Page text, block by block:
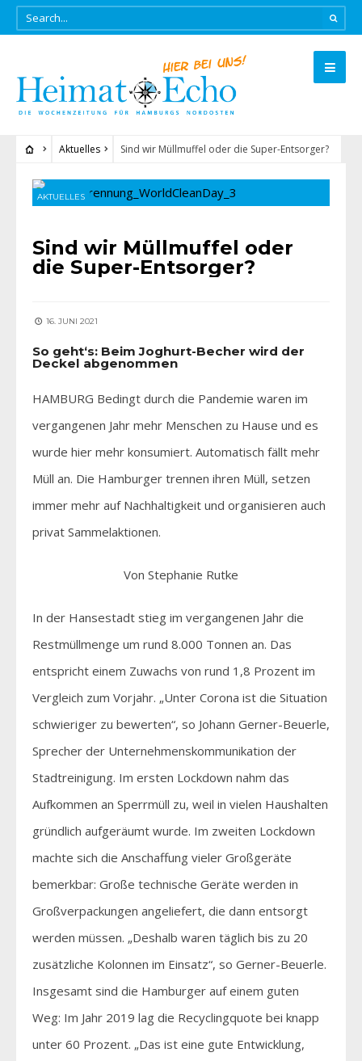
Aktuelles Sind wir Müllmuffel oder die Super-Entsorger?
AKTUELLES
Sind wir Müllmuffel oder
die Super-Entsorger?
16. JUNI 2021
So geht‘s: Beim Joghurt-Becher wird der
Deckel abgenommen
HAMBURG Bedingt durch die Pandemie waren im
vergangenen Jahr mehr Menschen zu Hause und es
wurde hier mehr konsumiert. Automatisch fällt mehr
Müll an. Die Hamburger trennen ihren Müll, setzen
immer mehr auf Nachhaltigkeit und organisieren auch
privat Sammelaktionen.
Von Stephanie Rutke
In der Hansestadt stieg im vergangenen Jahr die
Restmüllmenge um rund 8.000 Tonnen an. Das
entspricht einem Zuwachs von rund 1,8 Prozent im
Vergleich zum Vorjahr. „Unter Corona ist die Situation
schwieriger zu bewerten“, so Johann Gerner-Beuerle,
Sprecher der Unternehmenskommunikation der
Stadtreinigung. Im ersten Lockdown nahm das
Aufkommen an Sperrmüll zu, weil in vielen Haushalten
gründlich aufgeräumt wurde. Im zweiten Lockdown
machte sich die Anschaffung vieler Großgeräte
bemerkbar: Große technische Geräte werden in
Großverpackungen angeliefert, die dann entsorgt
werden müssen. „Deshalb waren täglich bis zu 20
zusätzliche Kolonnen im Einsatz“, so Gerner-Beuerle.
Insgesamt sind die Hamburger auf einem guten
Weg: Im Jahr 2019 lag die Recyclingquote bei knapp
unter 60 Prozent. „Das ist eine gute Entwicklung,